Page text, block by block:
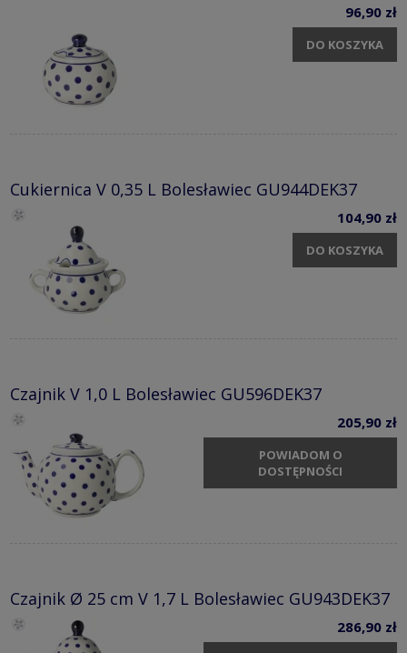
96,90 zł
DO KOSZYKA
Cukiernica V 0,35 L Bolesławiec GU944DEK37
104,90 zł
DO KOSZYKA
Czajnik V 1,0 L Bolesławiec GU596DEK37
205,90 zł
POWIADOM O
DOSTĘPNOŚCI
Czajnik Ø 25 cm V 1,7 L Bolesławiec GU943DEK37
286,90 zł